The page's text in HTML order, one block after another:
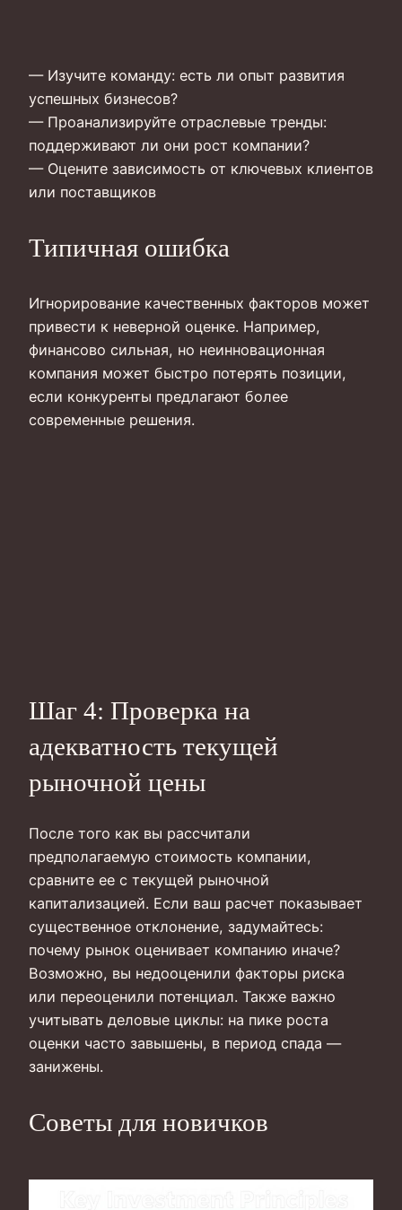
— Изучите команду: есть ли опыт развития
успешных бизнесов?
— Проанализируйте отраслевые тренды:
поддерживают ли они рост компании?
— Оцените зависимость от ключевых клиентов
или поставщиков
Типичная ошибка
Игнорирование качественных факторов может
привести к неверной оценке. Например,
финансово сильная, но неинновационная
компания может быстро потерять позиции,
если конкуренты предлагают более
современные решения.
Шаг 4: Проверка на
адекватность текущей
рыночной цены
После того как вы рассчитали
предполагаемую стоимость компании,
сравните ее с текущей рыночной
капитализацией. Если ваш расчет показывает
существенное отклонение, задумайтесь:
почему рынок оценивает компанию иначе?
Возможно, вы недооценили факторы риска
или переоценили потенциал. Также важно
учитывать деловые циклы: на пике роста
оценки часто завышены, в период спада —
занижены.
Советы для новичков